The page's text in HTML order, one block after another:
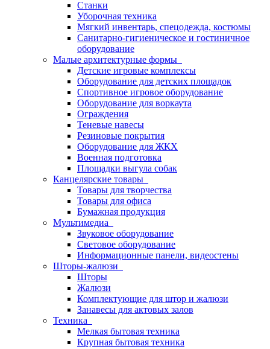
Станки
Уборочная техника
Мягкий инвентарь, спецодежда, костюмы
Санитарно-гигиеническое и гостиничное
оборудование
Малые архитектурные формы
Детские игровые комплексы
Оборудование для детских площадок
Спортивное игровое оборудование
Оборудование для воркаута
Ограждения
Теневые навесы
Резиновые покрытия
Оборудование для ЖКХ
Военная подготовка
Площадки выгула собак
Канцелярские товары
Товары для творчества
Товары для офиса
Бумажная продукция
Мультимедиа
Звуковое оборудование
Световое оборудование
Информационные панели, видеостены
Шторы-жалюзи
Шторы
Жалюзи
Комплектующие для штор и жалюзи
Занавесы для актовых залов
Техника
Мелкая бытовая техника
Крупная бытовая техника